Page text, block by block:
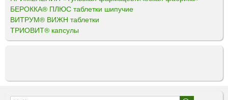
БЕРОККА® ПЛЮС таблетки шипучие
ВИТРУМ® ВИЖН таблетки
ТРИОВИТ® капсулы